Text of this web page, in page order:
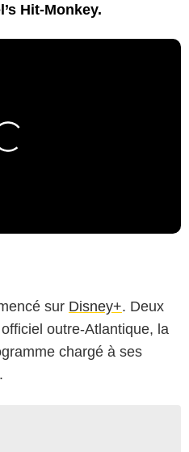
Hit-Monkey.
sur Disney+. Deux
outre-Atlantique, la
chargé à ses